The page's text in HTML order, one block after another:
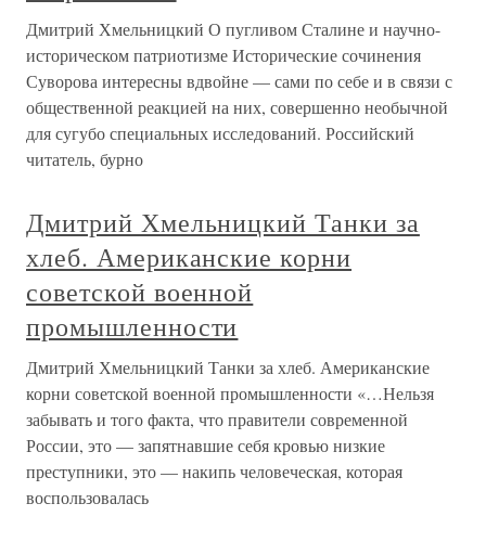
Дмитрий Хмельницкий О пугливом Сталине и научно-
историческом патриотизме Исторические сочинения
Суворова интересны вдвойне — сами по себе и в связи с
общественной реакцией на них, совершенно необычной
для сугубо специальных исследований. Российский
читатель, бурно
Дмитрий Хмельницкий Танки за
хлеб. Американские корни
советской военной
промышленности
Дмитрий Хмельницкий Танки за хлеб. Американские
корни советской военной промышленности «…Нельзя
забывать и того факта, что правители современной
России, это — запятнавшие себя кровью низкие
преступники, это — накипь человеческая, которая
воспользовалась